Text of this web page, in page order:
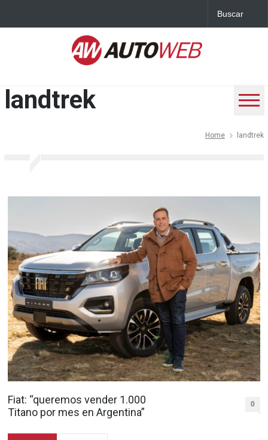
landtrek
Home landtrek
Fiat: “queremos vender 1.000
Titano por mes en Argentina”
0